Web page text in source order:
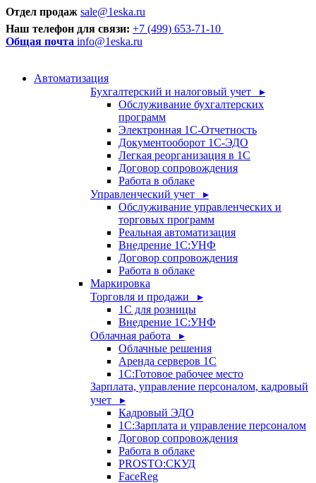
Отдел продаж sale@1eska.ru
Наш телефон для связи: +7 (499) 653-71-10
Общая почта info@1eska.ru
Автоматизация
Бухгалтерский и налоговый учет ▸
Обслуживание бухгалтерских
программ
Электронная 1С-Отчетность
Документооборот 1С-ЭДО
Легкая реорганизация в 1С
Договор сопровождения
Работа в облаке
Управленческий учет ▸
Обслуживание управленческих и
торговых программ
Реальная автоматизация
Внедрение 1С:УНФ
Договор сопровождения
Работа в облаке
Маркировка
Торговля и продажи ▸
1С для розницы
Внедрение 1С:УНФ
Облачная работа ▸
Облачные решения
Аренда серверов 1С
1C:Готовое рабочее место
Зарплата, управление персоналом, кадровый
учет ▸
Кадровый ЭДО
1С:Зарплата и управление персоналом
Договор сопровождения
Работа в облаке
PROSTO:СКУД
FaceReg